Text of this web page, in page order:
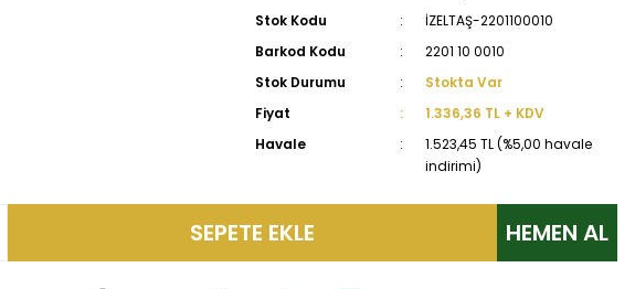
Stok Kodu
İZELTAŞ-2201100010
Barkod Kodu
2201 10 0010
Stok Durumu
Stokta Var
Fiyat
1.336,36 TL + KDV
Havale
1.523,45 TL (%5,00 havale
indirimi)
SEPETE EKLE HEMEN AL